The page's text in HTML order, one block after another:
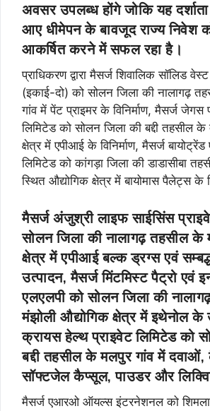
अवसर उपलब्ध होंगे जोकि यह
आए धीमेपन के बावजूद राज्य निवेश
आकर्षित करने में सफल रहा है।
प्राधिकरण द्वारा मैसर्ज शिवालिक सॉलिड
(इकाई-दो) को सोलन जिला की नालागढ़
गांव में पेंट प्राइमर के विनिर्माण, मैसर्ज जेगस
लिमिटेड को सोलन जिला की बद्दी तहसील के
क्षेत्र में एपीआई के विनिर्माण, मैसर्ज बायोट्रेंड
लिमिटेड को कांगड़ा जिला की डाडासीबा
स्थित औद्योगिक क्षेत्र में बायोमास पैलेट्स के
मैसर्ज अंजुश्री लाइफ साईसिंस
सोलन जिला की नालागढ़ तहसील के
क्षेत्र में एपीआई बल्क ड्रग्स एवं
उत्पादन, मैसर्ज मिंटमिस्ट पैट्रो एवं
एलएलपी को सोलन जिला की
मंझोली औद्योगिक क्षेत्र में इथेनोल के
क्रायस हेल्थ प्राइवेट लिमिटेड को
बद्दी तहसील के मलपुर गांव में
सॉफ्टजेल कैप्सूल, पाउडर और
मैसर्ज एआरओ ऑयल्स इंटरनेशनल को शिमला